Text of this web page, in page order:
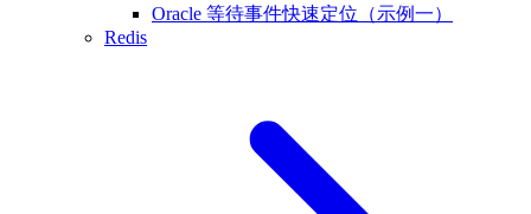
Oracle 等待事件快速定位（示例一）
Redis